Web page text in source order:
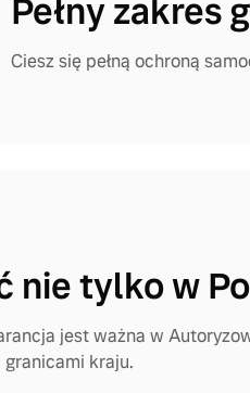
Pełny zakres
Ciesz się pełną ochroną
nie tylko w
jest ważna w
kraju.